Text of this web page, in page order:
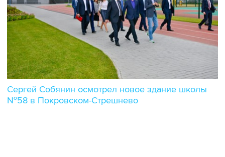
Сергей Собянин осмотрел новое здание школы
№58 в Покровском-Стрешнево